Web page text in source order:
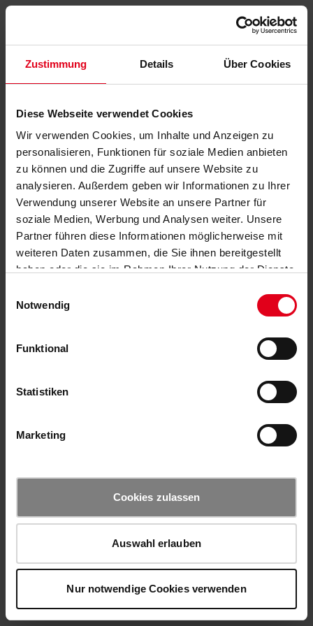
Zustimmung Details Über Cookies
Diese Webseite verwendet Cookies
Wir verwenden Cookies, um Inhalte und Anzeigen zu
personalisieren, Funktionen für soziale Medien anbieten
zu können und die Zugriffe auf unsere Website zu
analysieren. Außerdem geben wir Informationen zu Ihrer
Verwendung unserer Website an unsere Partner für
soziale Medien, Werbung und Analysen weiter. Unsere
Partner führen diese Informationen möglicherweise mit
weiteren Daten zusammen, die Sie ihnen bereitgestellt
haben oder die sie im Rahmen Ihrer Nutzung der Dienste
Notwendig
Funktional
Statistiken
Marketing
Cookies zulassen
Auswahl erlauben
Nur notwendige Cookies verwenden